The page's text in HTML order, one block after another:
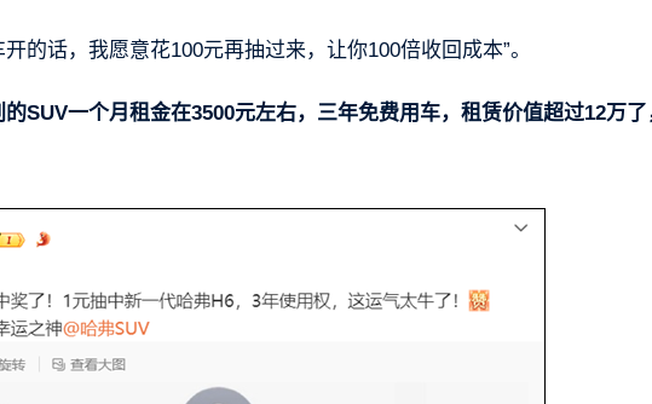
的话，我愿意花100元再抽过来，让你100倍收回成本”。
的SUV一个月租金在3500元左右，三年免费用车，租赁价值超过12万